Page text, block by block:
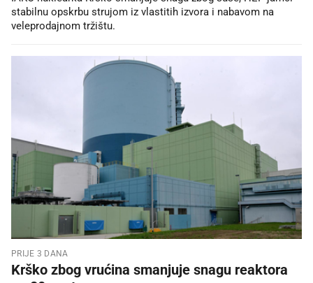
stabilnu opskrbu strujom iz vlastitih izvora i nabavom na
veleprodajnom tržištu.
PRIJE 3 DANA
Krško zbog vrućina smanjuje snagu reaktora